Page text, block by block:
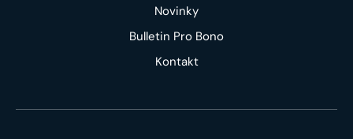
Novinky
Bulletin Pro Bono
Kontakt